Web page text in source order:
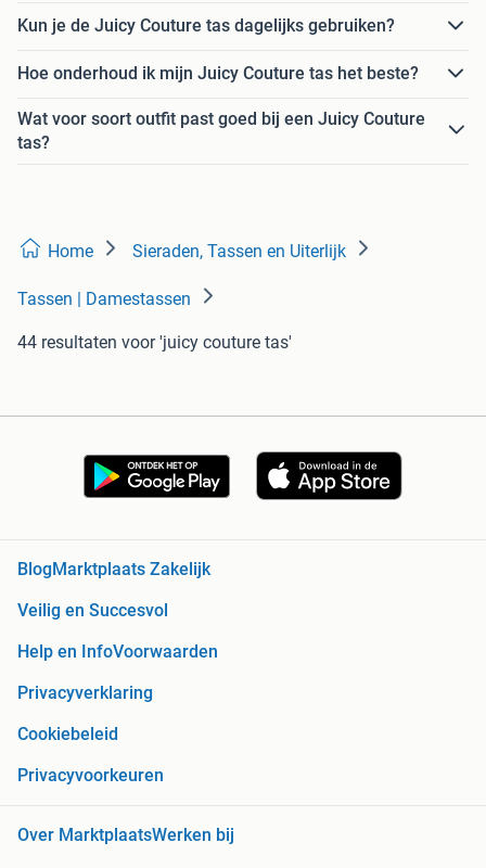
Kun je de Juicy Couture tas dagelijks gebruiken?
Hoe onderhoud ik mijn Juicy Couture tas het beste?
Wat voor soort outfit past goed bij een Juicy Couture
tas?
Home Sieraden, Tassen en Uiterlijk
Tassen | Damestassen
44 resultaten voor 'juicy couture tas'
BlogMarktplaats Zakelijk
Veilig en Succesvol
Help en InfoVoorwaarden
Privacyverklaring
Cookiebeleid
Privacyvoorkeuren
Over MarktplaatsWerken bij